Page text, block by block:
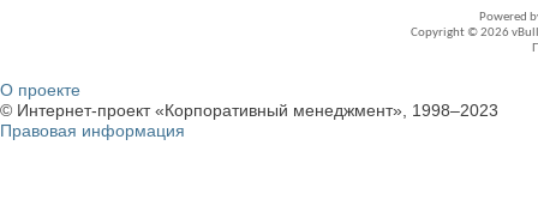
Powered
Copyright © 2026
О проекте
© Интернет-проект «Корпоративный менеджмент», 1998–2023
Правовая информация